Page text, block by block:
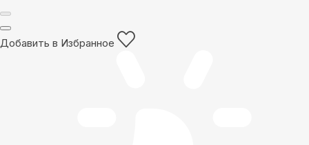
Добавить в Избранное